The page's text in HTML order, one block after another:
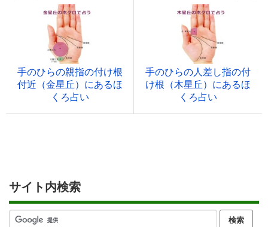
手のひらの親指の付け根
付近（金星丘）にあるほ
くろ占い
手のひらの人差し指の付
け根（木星丘）にあるほ
くろ占い
サイト内検索